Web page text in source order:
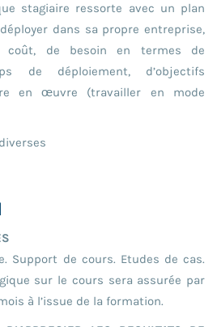
stagiaire ressorte avec un plan
dans sa propre entreprise,
coût, de besoin en termes de
de déploiement, d’objectifs
en œuvre (travailler en mode
Support de cours. Etudes de cas.
sur le cours sera assurée par
à l’issue de la formation.